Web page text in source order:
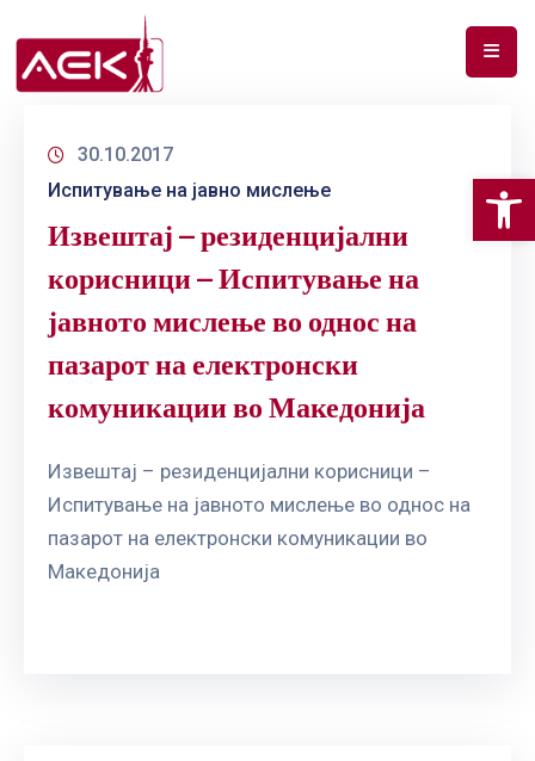
НАС
ДОКУМЕНТИ
СПЕКТАР
ТЕЛЕКОМУНИКАЦИИ
ГРИЖА
30.10.2017
Испитување на јавно мислење
Извештај – резиденцијални
корисници – Испитување на
јавното мислење во однос на
пазарот на електронски
комуникации во Македонија
Извештај – резиденцијални корисници –
Испитување на јавното мислење во однос на
пазарот на електронски комуникации во
Македонија